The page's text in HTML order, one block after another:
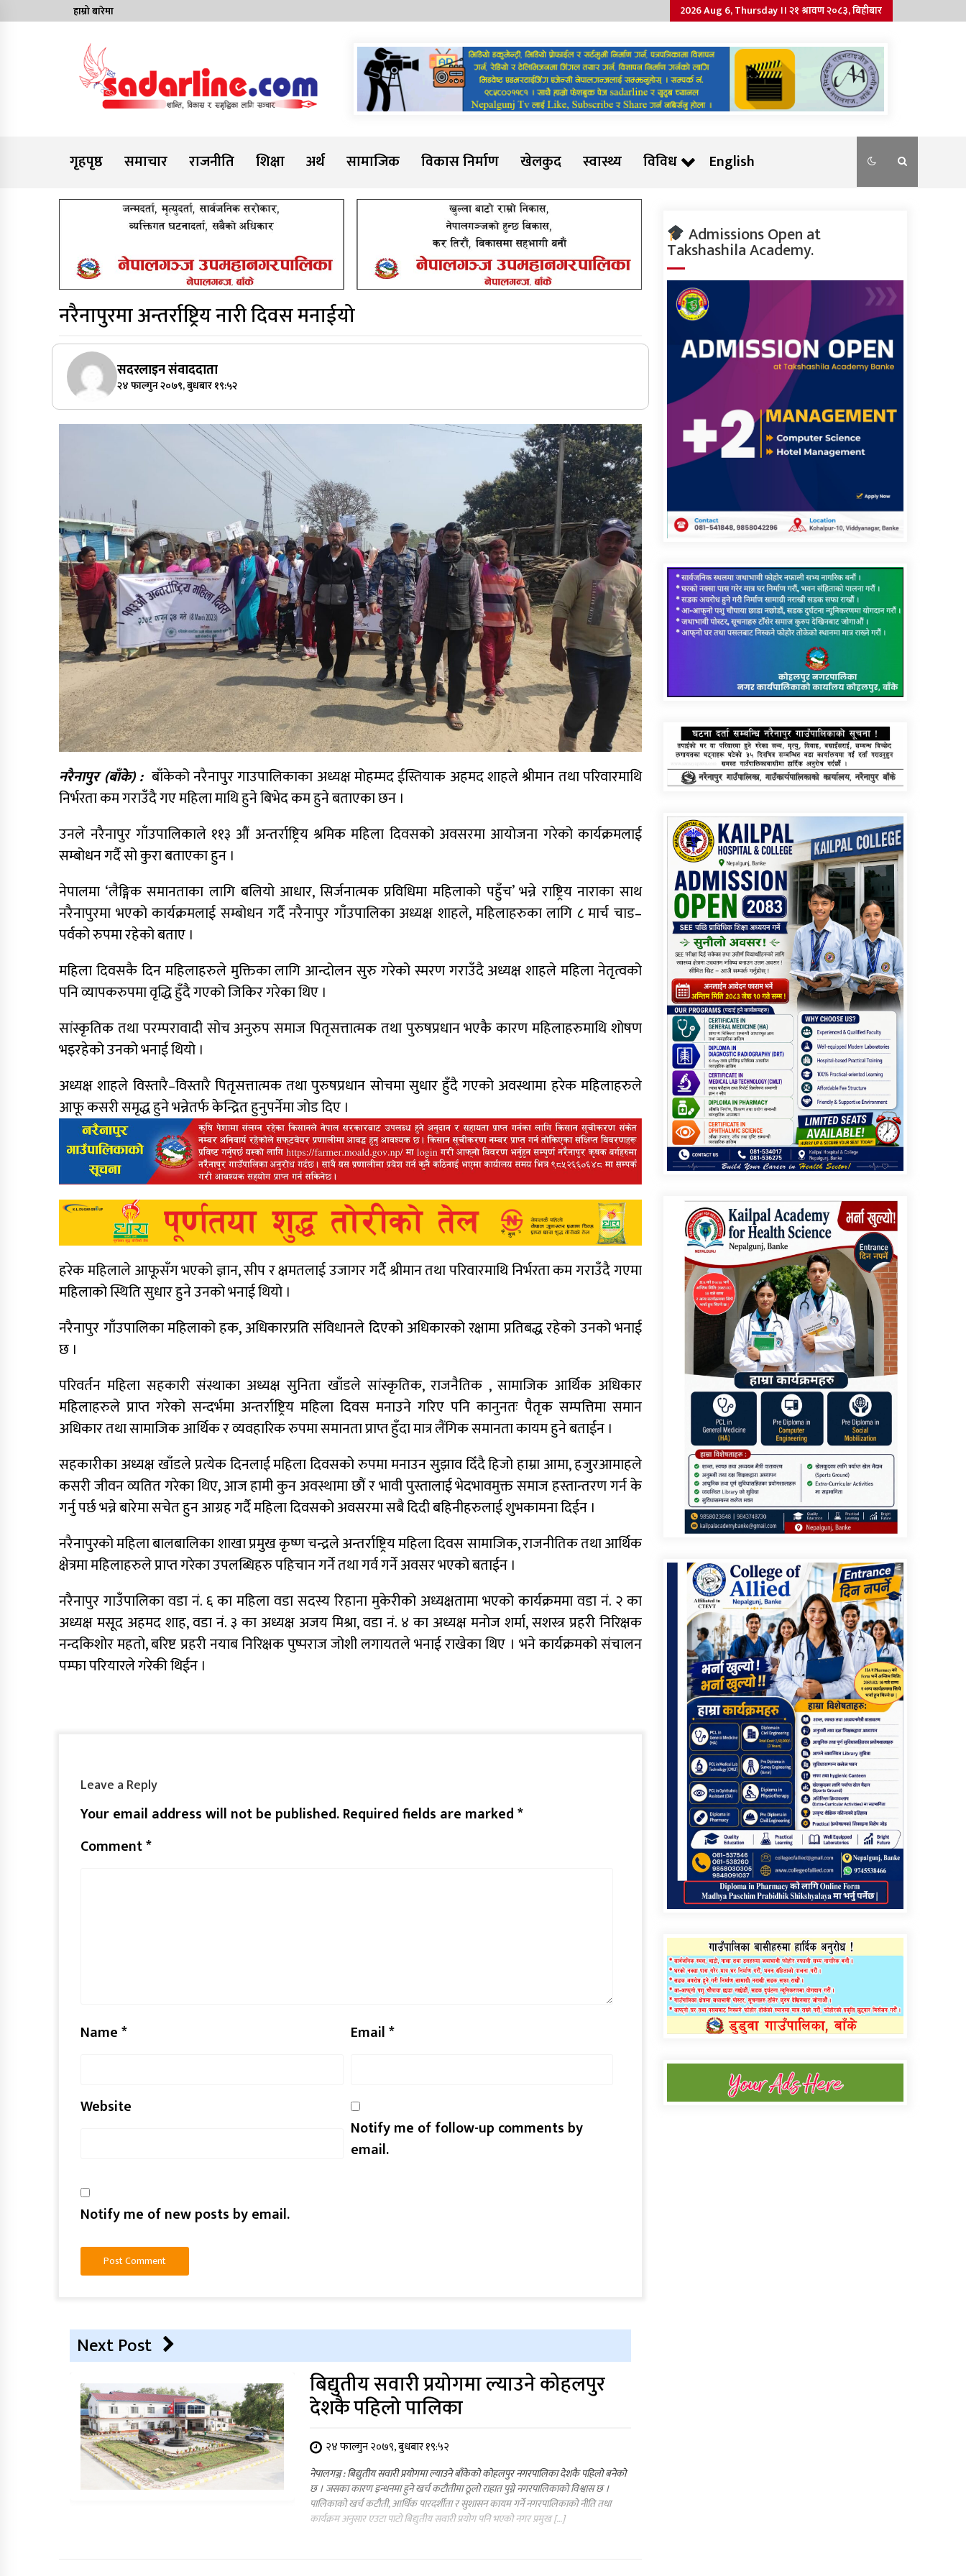
to
हाम्रो बारेमा 2026 Aug 6, Thursday ।। २१ श्रावण २०८३, बिहीबार
Sadarline
गृहपृष्ठ
समाचार राजनीति शिक्षा अर्थ सामाजिक विकास निर्माण खेलकुद स्वास्थ्य विविध English
नरैनापुरमा अन्तर्राष्ट्रिय नारी दिवस मनाईयो
सदरलाइन संवाददाता
२४ फाल्गुन २०७९, बुधबार १९:५२
नरैनापुर (बाँके) : बाँकेको नरैनापुर गाउपालिकाका अध्यक्ष मोहम्मद ईस्तियाक अहमद शाहले श्रीमान तथा परिवारमाथि
निर्भरता कम गराउँदै गए महिला माथि हुने बिभेद कम हुने बताएका छन ।
उनले नरैनापुर गाँउपालिकाले ११३ औं अन्तर्राष्ट्रिय श्रमिक महिला दिवसको अवसरमा आयोजना गरेको कार्यक्रमलाई
सम्बोधन गर्दै सो कुरा बताएका हुन ।
नेपालमा ‘लैङ्गिक समानताका लागि बलियो आधार, सिर्जनात्मक प्रविधिमा महिलाको पहुँच’ भन्ने राष्ट्रिय नाराका साथ
नरैनापुरमा भएको कार्यक्रमलाई सम्बोधन गर्दै नरैनापुर गाँउपालिका अध्यक्ष शाहले, महिलाहरुका लागि ८ मार्च चाड–
पर्वको रुपमा रहेको बताए ।
महिला दिवसकै दिन महिलाहरुले मुक्तिका लागि आन्दोलन सुरु गरेको स्मरण गराउँदै अध्यक्ष शाहले महिला नेतृत्वको
पनि व्यापकरुपमा वृद्धि हुँदै गएको जिकिर गरेका थिए ।
सांस्कृतिक तथा परम्परावादी सोच अनुरुप समाज पितृसत्तात्मक तथा पुरुषप्रधान भएकै कारण महिलाहरुमाथि शोषण
भइरहेको उनको भनाई थियो ।
अध्यक्ष शाहले विस्तारै–विस्तारै पितृसत्तात्मक तथा पुरुषप्रधान सोचमा सुधार हुँदै गएको अवस्थामा हरेक महिलाहरुले
आफू कसरी समृद्ध हुने भन्नेतर्फ केन्द्रित हुनुपर्नेमा जोड दिए ।
हरेक महिलाले आफूसँग भएको ज्ञान, सीप र क्षमतलाई उजागर गर्दै श्रीमान तथा परिवारमाथि निर्भरता कम गराउँदै गएमा
महिलाको स्थिति सुधार हुने उनको भनाई थियो ।
नरैनापुर गाँउपालिका महिलाको हक, अधिकारप्रति संविधानले दिएको अधिकारको रक्षामा प्रतिबद्ध रहेको उनको भनाई
छ ।
परिवर्तन महिला सहकारी संस्थाका अध्यक्ष सुनिता खाँडले सांस्कृतिक, राजनैतिक , सामाजिक आर्थिक अधिकार
महिलाहरुले प्राप्त गरेको सन्दर्भमा अन्तर्राष्ट्रिय महिला दिवस मनाउने गरिए पनि कानुनतः पैतृक सम्पत्तिमा समान
अधिकार तथा सामाजिक आर्थिक र व्यवहारिक रुपमा समानता प्राप्त हुँदा मात्र लैंगिक समानता कायम हुने बताईन ।
सहकारीका अध्यक्ष खाँडले प्रत्येक दिनलाई महिला दिवसको रुपमा मनाउन सुझाव दिँदै हिजो हाम्रा आमा, हजुरआमाहले
कसरी जीवन व्यतित गरेका थिए, आज हामी कुन अवस्थामा छौं र भावी पुस्तालाई भेदभावमुक्त समाज हस्तान्तरण गर्न के
गर्नु पर्छ भन्ने बारेमा सचेत हुन आग्रह गर्दै महिला दिवसको अवसरमा सबै दिदी बहिनीहरुलाई शुभकामना दिईन ।
नरैनापुरको महिला बालबालिका शाखा प्रमुख कृष्ण चन्द्रले अन्तर्राष्ट्रिय महिला दिवस सामाजिक, राजनीतिक तथा आर्थिक
क्षेत्रमा महिलाहरुले प्राप्त गरेका उपलब्धिहरु पहिचान गर्ने तथा गर्व गर्ने अवसर भएको बताईन ।
नरैनापुर गाउँपालिका वडा नं. ६ का महिला वडा सदस्य रिहाना मुकेरीको अध्यक्षतामा भएको कार्यक्रममा वडा नं. २ का
अध्यक्ष मसूद अहमद शाह, वडा नं. ३ का अध्यक्ष अजय मिश्रा, वडा नं. ४ का अध्यक्ष मनोज शर्मा, सशस्त्र प्रहरी निरिक्षक
नन्दकिशोर महतो, बरिष्ट प्रहरी नयाब निरिक्षक पुष्पराज जोशी लगायतले भनाई राखेका थिए । भने कार्यक्रमको संचालन
पम्फा परियारले गरेकी थिईन ।
Leave a Reply
Your email address will not be published.Required fields are marked*
Comment*
Name* Email*
Website
Notify me of follow-up comments by
email.
Notify me of new posts by email.
Next Post
बिद्युतीय सवारी प्रयोगमा ल्याउने कोहलपुर
देशकै पहिलो पालिका
२४ फाल्गुन २०७९, बुधबार १९:५२
नेपालगञ्ज : बिद्युतीय सवारी प्रयोगमा ल्याउने बाँकेको कोहलपुर नगरपालिका देशकै पहिलो बनेको
छ । जसका कारण इन्धनमा हुने खर्च कटौतीमा ठूलो राहात पुग्ने नगरपालिकाको विश्वास छ ।
पालिकाको खर्च कटौती, आर्थिक पारदर्शीता र सुशासन कायम गर्ने नगरपालिकाको नीति तथा
कार्यक्रम अनुसार एउटा पाटो बिद्युतीय सवारी प्रयोग पनि भएको नगर प्रमुख […]
Admissions Open at
Takshashila Academy.